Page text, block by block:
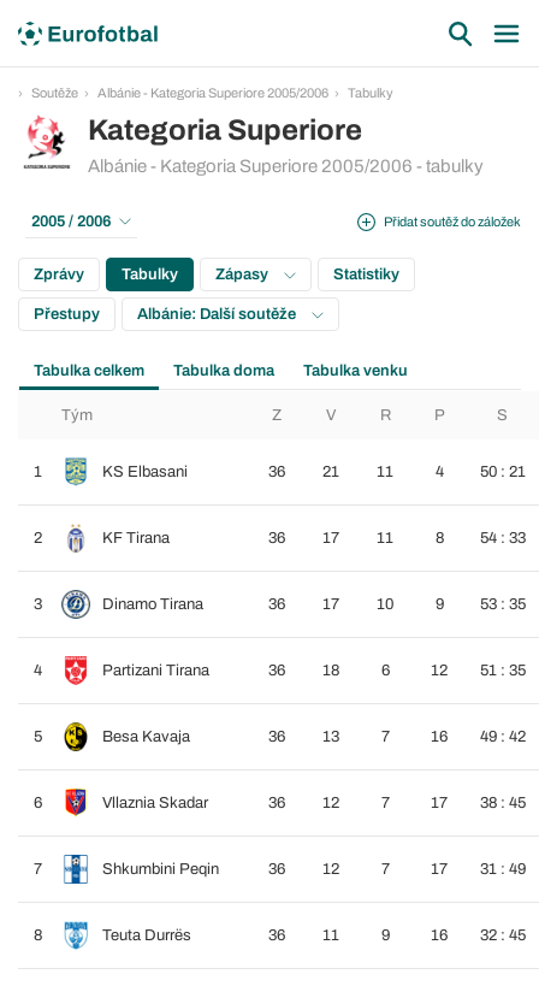
Soutěže Albánie - Kategoria Superiore 2005/2006 Tabulky
Kategoria Superiore
Albánie - Kategoria Superiore 2005/2006 - tabulky
Přidat soutěž do záložek
2005 / 2006
Zprávy Tabulky Zápasy Statistiky
Přestupy Albánie: Další soutěže
Tabulka celkem Tabulka doma Tabulka venku
Tým Z V R P S
1 KS Elbasani 36 21 11 4 50 : 21
2 KF Tirana 36 17 11 8 54 : 33
3 Dinamo Tirana 36 17 10 9 53 : 35
4 Partizani Tirana 36 18 6 12 51 : 35
5 Besa Kavaja 36 13 7 16 49 : 42
6 Vllaznia Skadar 36 12 7 17 38 : 45
7 Shkumbini Peqin 36 12 7 17 31 : 49
8 Teuta Durrës 36 11 9 16 32 : 45